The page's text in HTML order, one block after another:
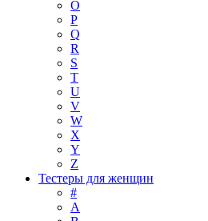
O
P
Q
R
S
T
U
V
W
X
Y
Z
Тестеры для женщин
#
A